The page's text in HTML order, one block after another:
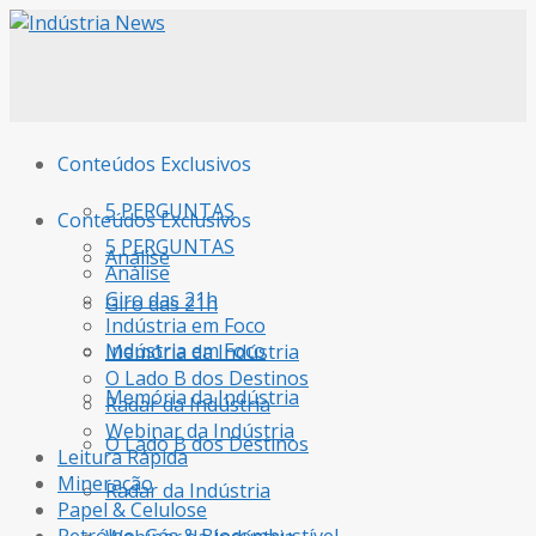
Conteúdos Exclusivos
5 PERGUNTAS
Análise
Giro das 21h
Indústria em Foco
Memória da Indústria
O Lado B dos Destinos
Radar da Indústria
Conteúdos Exclusivos
5 PERGUNTAS
Análise
Giro das 21h
Indústria em Foco
Memória da Indústria
O Lado B dos Destinos
Radar da Indústria
Webinar da Indústria
Leitura Rápida
Mineração
Papel & Celulose